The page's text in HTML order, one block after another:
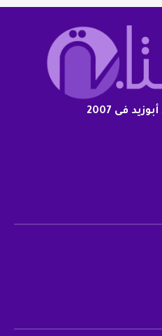
فى 2007